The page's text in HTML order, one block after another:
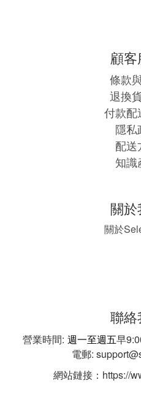
顧
條款
退換
付款配
隱私
配送
知識
關
關於
聯絡
營業時間: 週一至週五早
電郵:
網站鏈接：https://